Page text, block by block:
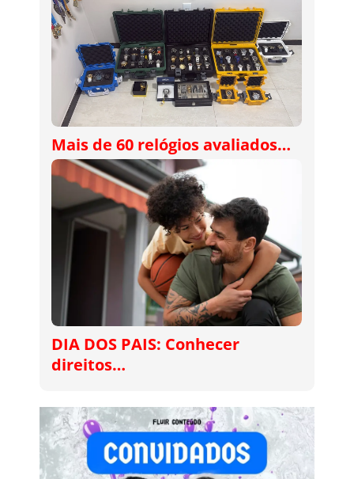
Mais de 60 relógios avaliados…
DIA DOS PAIS: Conhecer
direitos…